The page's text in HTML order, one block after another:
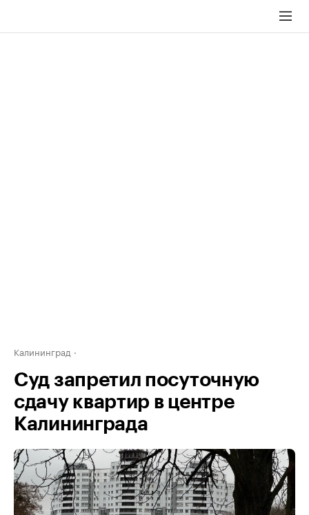
Калининград
Суд запретил посуточную
сдачу квартир в центре
Калининграда